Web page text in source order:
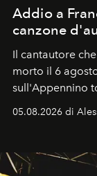
Addio a
canzone
Il cantautore
morto il 6
sull'Appennino
05.08.2026 di